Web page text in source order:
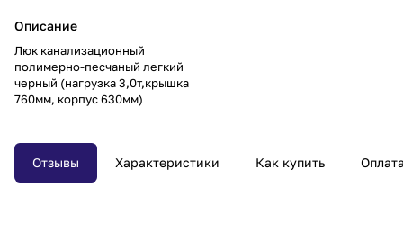
Описание
Люк канализационный
полимерно-песчаный легкий
черный (нагрузка 3,0т,крышка
760мм, корпус 630мм)
Отзывы Характеристики Как купить